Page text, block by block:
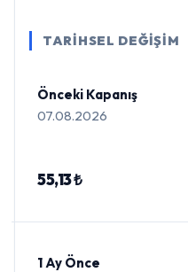
TARİHSEL DEĞİŞİM
Önceki Kapanış
07.08.2026
55,13 ₺
1 Ay Önce